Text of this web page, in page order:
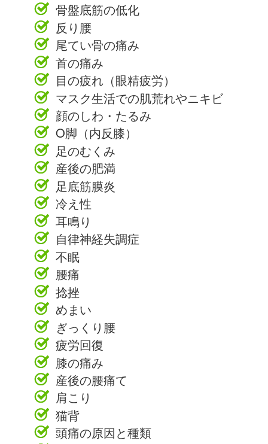
骨盤底筋の低化
反り腰
尾てい骨の痛み
首の痛み
目の疲れ（眼精疲労）
マスク生活での肌荒れやニキビ
顔のしわ・たるみ
O脚（内反膝）
足のむくみ
産後の肥満
足底筋膜炎
冷え性
耳鳴り
自律神経失調症
不眠
腰痛
捻挫
めまい
ぎっくり腰
疲労回復
膝の痛み
産後の腰痛て
肩こり
猫背
頭痛の原因と種類